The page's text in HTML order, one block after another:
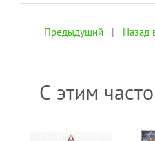
Предыдущий | Назад
С этим